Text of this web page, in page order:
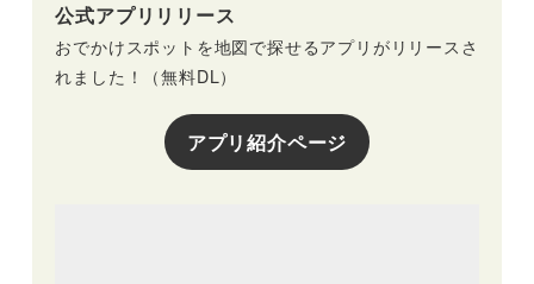
公式アプリリリース
おでかけスポットを地図で探せるアプリがリリースさ
れました！（無料DL）
アプリ紹介ページ